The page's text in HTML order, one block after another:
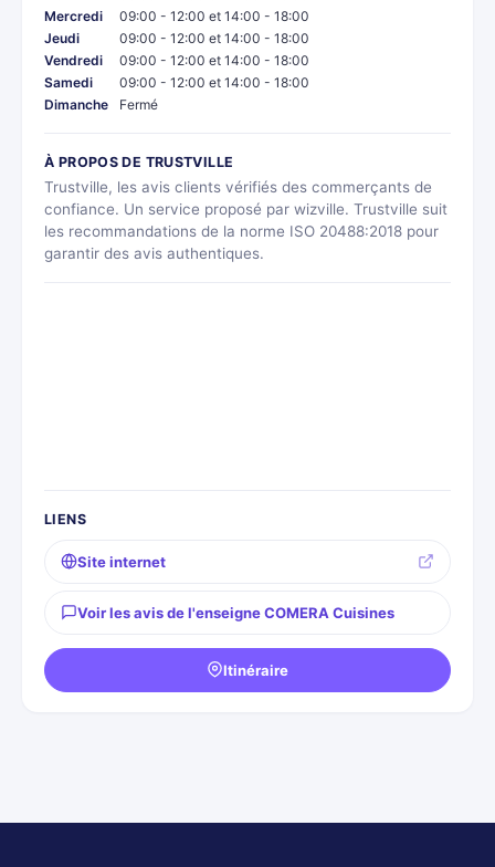
Mercredi
09:00 - 12:00 et 14:00 - 18:00
Jeudi
09:00 - 12:00 et 14:00 - 18:00
Vendredi
09:00 - 12:00 et 14:00 - 18:00
Samedi
09:00 - 12:00 et 14:00 - 18:00
Dimanche
Fermé
À PROPOS DE TRUSTVILLE
Trustville, les avis clients vérifiés des commerçants de
confiance. Un service proposé par wizville. Trustville suit
les recommandations de la norme ISO 20488:2018 pour
garantir des avis authentiques.
LIENS
Site internet
Voir les avis de l'enseigne COMERA Cuisines
Itinéraire